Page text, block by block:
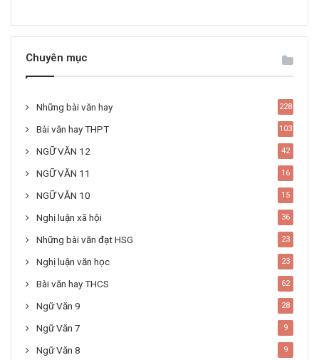
Chuyên mục
Những bài văn hay 228
Bài văn hay THPT 103
NGỮ VĂN 12 42
NGỮ VĂN 11 16
NGỮ VĂN 10 15
Nghị luận xã hội 36
Những bài văn đạt HSG 23
Nghị luận văn học 23
Bài văn hay THCS 62
Ngữ Văn 9 28
Ngữ Văn 7 9
Ngữ Văn 8 9